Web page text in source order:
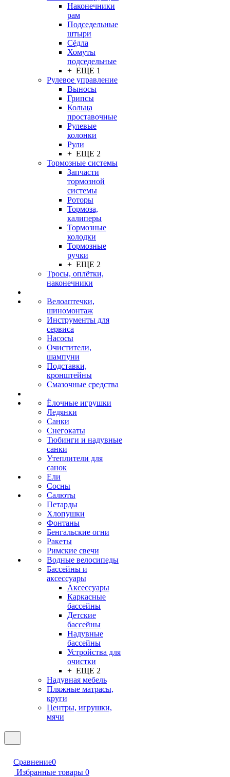
Наконечники
рам
Подседельные
штыри
Сёдла
Хомуты
подседельные
+ ЕЩЕ 1
Рулевое управление
Выносы
Грипсы
Кольца
проставочные
Рулевые
колонки
Рули
+ ЕЩЕ 2
Тормозные системы
Запчасти
тормозной
системы
Роторы
Тормоза,
калиперы
Тормозные
колодки
Тормозные
ручки
+ ЕЩЕ 2
Тросы, оплётки,
наконечники
Велоаптечки,
шиномонтаж
Инструменты для
сервиса
Насосы
Очистители,
шампуни
Подставки,
кронштейны
Смазочные средства
Ёлочные игрушки
Ледянки
Санки
Снегокаты
Тюбинги и надувные
санки
Утеплители для
санок
Ели
Сосны
Салюты
Петарды
Хлопушки
Фонтаны
Бенгальские огни
Ракеты
Римские свечи
Водные велосипеды
Бассейны и
аксессуары
Аксессуары
Каркасные
бассейны
Детские
бассейны
Надувные
бассейны
Устройства для
очистки
+ ЕЩЕ 2
Надувная мебель
Пляжные матрасы,
круги
Центры, игрушки,
мячи
Сравнение0
Избранные товары 0